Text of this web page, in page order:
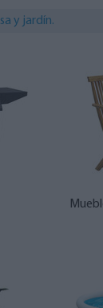
y jardín.